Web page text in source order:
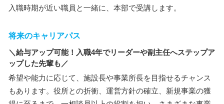
入職時期が近い職員と一緒に、本部で受講します。
将来のキャリアパス
＼給与アップ可能！入職4年でリーダーや副主任へステップア
ップした先輩も／
希望や能力に応じて、施設長や事業所長を目指せるチャンス
もあります。役所との折衝、運営方針の確立、新規事業の獲